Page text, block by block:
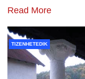
Read More
TIZENHETEDIK